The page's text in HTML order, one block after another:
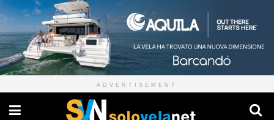
ADVERTISEMENT